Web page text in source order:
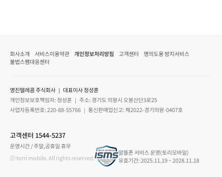
회사소개 서비스이용약관 개인정보처리방침 고객센터
명의도용 방지서비스
불법스팸대응센터
영진텔레콤 주식회사 ｜ 대표이사 정성훈
개인정보보호책임자: 정성훈 ｜ 주소: 경기도 의왕시 오봉산단3로25
사업자등록번호: 220-88-55766 ｜ 통신판매업신고: 제2022-경기의왕-0407호
고객센터 1544-5237
운영시간 / 주말,공휴일 휴무
ⓒ torri mobile. All rights reserved.
알뜰폰 서비스 운영(토리모바일)
유효기간: 2025.11.19 ~ 2028.11.18